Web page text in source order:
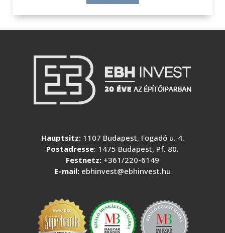
Hauptsitz:1107 Budapest, Fogadó u. 4.
Postadresse: 1475 Budapest, Pf. 80.
Festnetz: +361/220-6149
E-mail: ebhinvest@ebhinvest.hu